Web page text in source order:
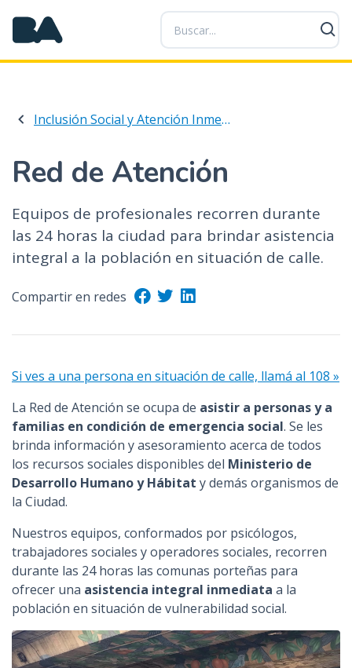
P
a
s
a
l
n
e
n
i
o
r
c
i
p
a
l
Inclusión Social y Atención Inmediata
Red de Atención
Equipos de profesionales recorren durante
las 24 horas la ciudad para brindar asistencia
integral a la población en situación de calle.
Compartir en redes
Si ves a una persona en situación de calle, llamá al 108 »
La Red de Atención se ocupa de asistir a personas y a
familias en condición de emergencia social. Se les
brinda información y asesoramiento acerca de todos
los recursos sociales disponibles del Ministerio de
Desarrollo Humano y Hábitat y demás organismos de
la Ciudad.
Nuestros equipos, conformados por psicólogos,
trabajadores sociales y operadores sociales, recorren
durante las 24 horas las comunas porteñas para
ofrecer una asistencia integral inmediata a la
población en situación de vulnerabilidad social.